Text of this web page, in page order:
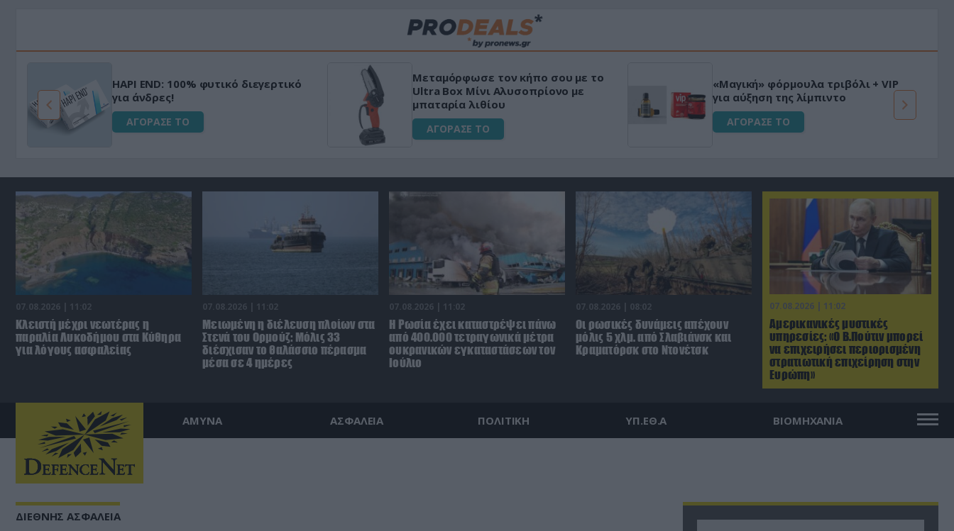
HAPI END: 100% φυτικό διεγερτικό
για άνδρες!
ΑΓΟΡΑΣΕ ΤΟ
Μεταμόρφωσε τον κήπο σου με το
Ultra Box Μίνι Αλυσοπρίονο με
μπαταρία λιθίου
ΑΓΟΡΑΣΕ ΤΟ
«Μαγική» φόρμουλα τριβόλι + VIP
για αύξηση της λίμπιντο
ΑΓΟΡΑΣΕ ΤΟ
07.08.2026 | 11:02
Αμερικανικές μυστικές
υπηρεσίες: «Ο Β.Πούτιν μπορεί
να επιχειρήσει περιορισμένη
στρατιωτική επιχείρηση στην
Ευρώπη»
07.08.2026 | 11:02
Κλειστή μέχρι νεωτέρας η
παραλία Λυκοδήμου στα Κύθηρα
για λόγους ασφαλείας
07.08.2026 | 11:02
Μειωμένη η διέλευση πλοίων στα
Στενά του Ορμούζ: Μόλις 33
διέσχισαν το θαλάσσιο πέρασμα
μέσα σε 4 ημέρες
07.08.2026 | 11:02
Η Ρωσία έχει καταστρέψει πάνω
από 400.000 τετραγωνικά μέτρα
ουκρανικών εγκαταστάσεων τον
Ιούλιο
07.08.2026 | 08:02
Οι ρωσικές δυνάμεις απέχουν
μόλις 5 χλμ. από Σλαβιάνσκ και
Κραματόρσκ στο Ντονέτσκ
ΑΜΥΝΑ ΑΣΦΑΛΕΙΑ ΠΟΛΙΤΙΚΗ ΥΠ.ΕΘ.Α ΒΙΟΜΗΧΑΝΙΑ
ΔΙΕΘΝΗΣ ΑΣΦΑΛΕΙΑ